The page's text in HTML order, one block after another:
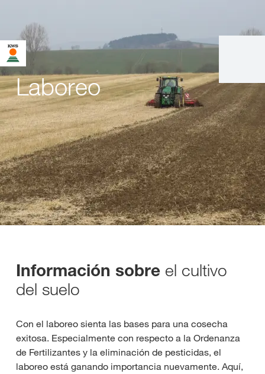
Laboreo
Información sobre el cultivo
del suelo
Con el laboreo sienta las bases para una cosecha
exitosa. Especialmente con respecto a la Ordenanza
de Fertilizantes y la eliminación de pesticidas, el
laboreo está ganando importancia nuevamente. Aquí,